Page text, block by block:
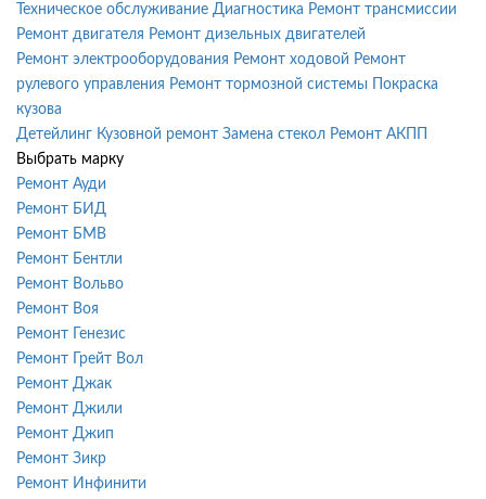
Техническое обслуживание Диагностика Ремонт трансмиссии
Ремонт двигателя Ремонт дизельных двигателей
Ремонт электрооборудования Ремонт ходовой Ремонт
рулевого управления Ремонт тормозной системы
Покраска
кузова
Детейлинг Кузовной ремонт Замена стекол Ремонт АКПП
Выбрать марку
Ремонт Ауди
Ремонт БИД
Ремонт БМВ
Ремонт Бентли
Ремонт Вольво
Ремонт Воя
Ремонт Генезис
Ремонт Грейт Вол
Ремонт Джак
Ремонт Джили
Ремонт Джип
Ремонт Зикр
Ремонт Инфинити